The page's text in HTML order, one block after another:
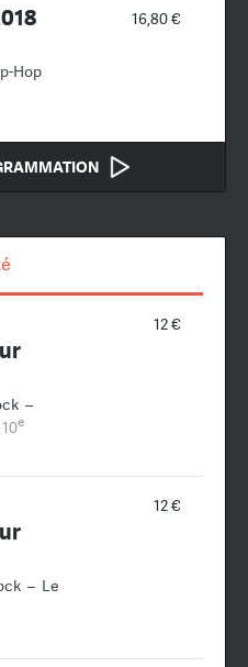
16,80 €
Hop
12 €
–
e
12 €
– Le